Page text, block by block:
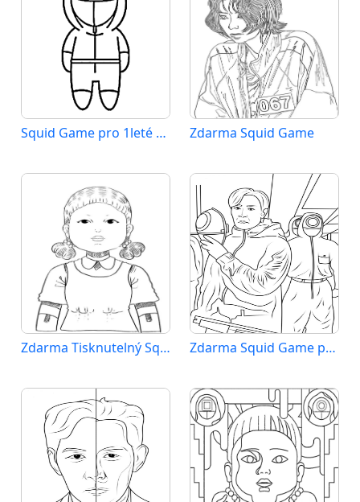
Squid Game pro 1leté Děti Zdarma Squid Game
Zdarma Tisknutelný Squid Game Zdarma Squid Game pro Děti